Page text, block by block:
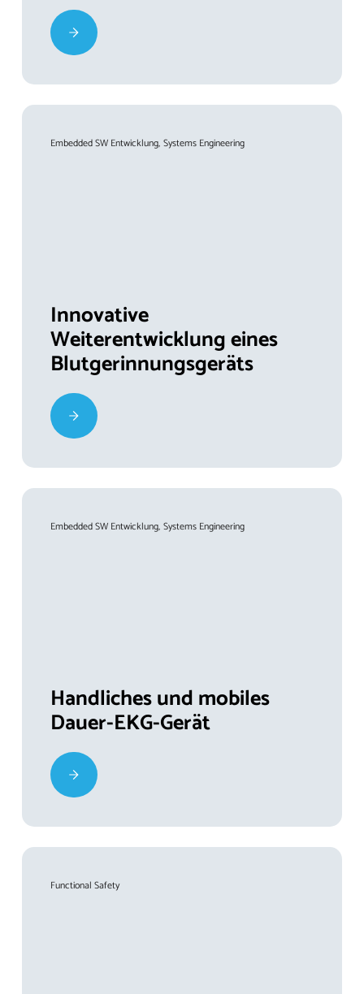
Embedded SW Entwicklung Systems Engineering
Innovative
Weiterentwicklung eines
Blutgerinnungsgeräts
Embedded SW Entwicklung Systems Engineering
Handliches und mobiles
Dauer-EKG-Gerät
Functional Safety